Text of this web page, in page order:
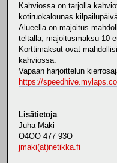
Kahviossa on tarjolla
kotiruokalounas
Alueella on majoitus
teltalla, majoitusmaksu 10
Korttimaksut ovat
kahviossa.
Vapaan harjoittelun
https://
Lisätietoja
Juha Mäki
O4OO 477 93O
jmaki(at)netikka.fi